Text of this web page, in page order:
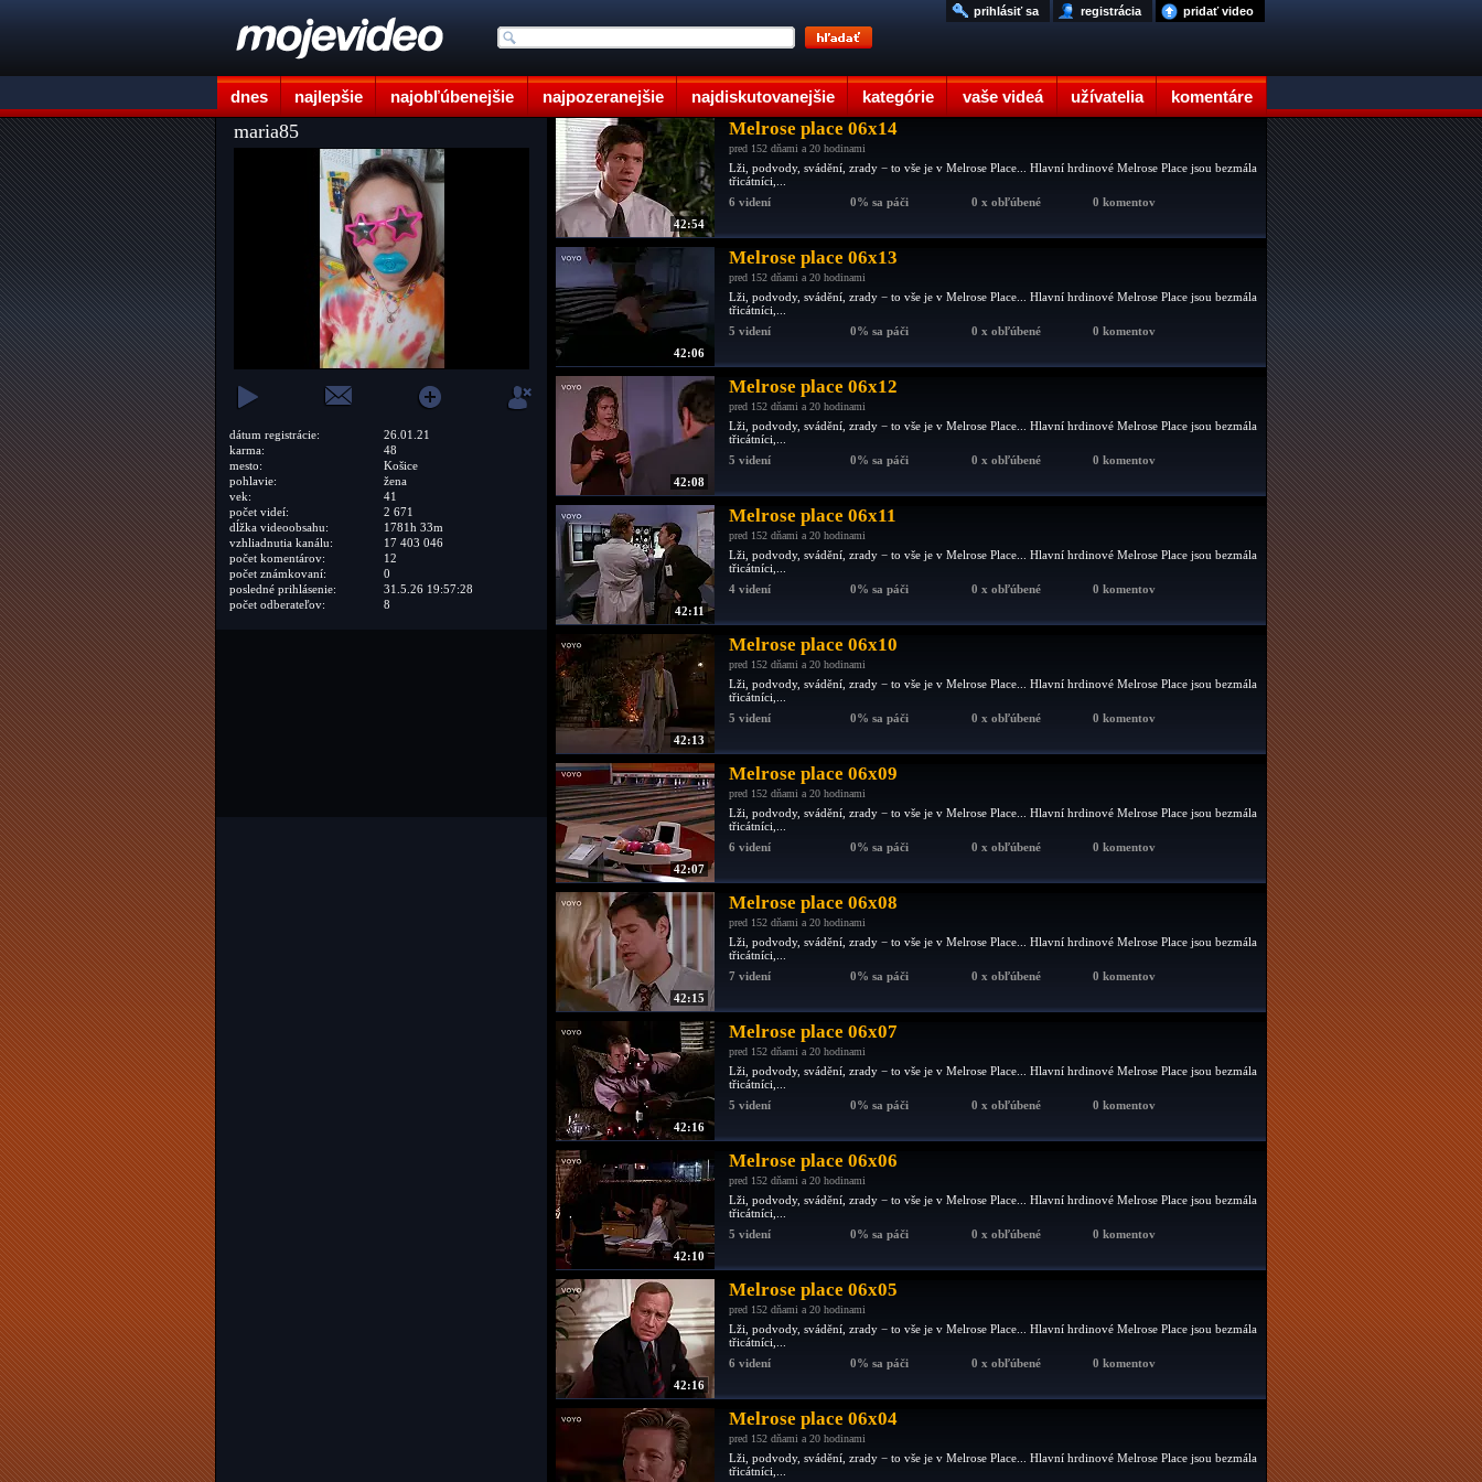
dnes najlepšie najobľúbenejšie najpozeranejšie najdiskutovanejšie kategórie vaše videá užívatelia komentáre
pridať video
registrácia
prihlásiť sa
maria85
dátum registrácie:
26.01.21
karma:
48
mesto:
Košice
pohlavie:
žena
vek:
41
počet videí:
2 671
dĺžka videoobsahu:
1781h 33m
vzhliadnutia kanálu:
17 403 046
počet komentárov:
12
počet známkovaní:
0
posledné prihlásenie:
31.5.26 19:57:28
počet odberateľov:
8
42:54
Melrose place 06x14
pred 152 dňami a 20 hodinami
Lži, podvody, svádění, zrady − to vše je v Melrose Place... Hlavní hrdinové Melrose Place jsou bezmála
třicátníci,...
6 videní
0% sa páči 0 x obľúbené 0 komentov
42:06
Melrose place 06x13
pred 152 dňami a 20 hodinami
Lži, podvody, svádění, zrady − to vše je v Melrose Place... Hlavní hrdinové Melrose Place jsou bezmála
třicátníci,...
5 videní
0% sa páči 0 x obľúbené 0 komentov
42:08
Melrose place 06x12
pred 152 dňami a 20 hodinami
Lži, podvody, svádění, zrady − to vše je v Melrose Place... Hlavní hrdinové Melrose Place jsou bezmála
třicátníci,...
5 videní
0% sa páči 0 x obľúbené 0 komentov
42:11
Melrose place 06x11
pred 152 dňami a 20 hodinami
Lži, podvody, svádění, zrady − to vše je v Melrose Place... Hlavní hrdinové Melrose Place jsou bezmála
třicátníci,...
4 videní
0% sa páči 0 x obľúbené 0 komentov
42:13
Melrose place 06x10
pred 152 dňami a 20 hodinami
Lži, podvody, svádění, zrady − to vše je v Melrose Place... Hlavní hrdinové Melrose Place jsou bezmála
třicátníci,...
5 videní
0% sa páči 0 x obľúbené 0 komentov
42:07
Melrose place 06x09
pred 152 dňami a 20 hodinami
Lži, podvody, svádění, zrady − to vše je v Melrose Place... Hlavní hrdinové Melrose Place jsou bezmála
třicátníci,...
6 videní
0% sa páči 0 x obľúbené 0 komentov
42:15
Melrose place 06x08
pred 152 dňami a 20 hodinami
Lži, podvody, svádění, zrady − to vše je v Melrose Place... Hlavní hrdinové Melrose Place jsou bezmála
třicátníci,...
7 videní
0% sa páči 0 x obľúbené 0 komentov
42:16
Melrose place 06x07
pred 152 dňami a 20 hodinami
Lži, podvody, svádění, zrady − to vše je v Melrose Place... Hlavní hrdinové Melrose Place jsou bezmála
třicátníci,...
5 videní
0% sa páči 0 x obľúbené 0 komentov
42:10
Melrose place 06x06
pred 152 dňami a 20 hodinami
Lži, podvody, svádění, zrady − to vše je v Melrose Place... Hlavní hrdinové Melrose Place jsou bezmála
třicátníci,...
5 videní
0% sa páči 0 x obľúbené 0 komentov
42:16
Melrose place 06x05
pred 152 dňami a 20 hodinami
Lži, podvody, svádění, zrady − to vše je v Melrose Place... Hlavní hrdinové Melrose Place jsou bezmála
třicátníci,...
6 videní
0% sa páči 0 x obľúbené 0 komentov
Melrose place 06x04
pred 152 dňami a 20 hodinami
Lži, podvody, svádění, zrady − to vše je v Melrose Place... Hlavní hrdinové Melrose Place jsou bezmála
třicátníci,...